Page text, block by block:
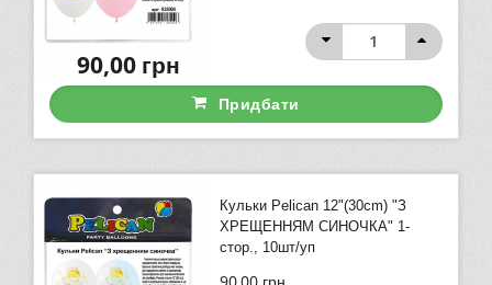
90,00грн
Придбати
Кульки Pelican 12"(30сm) "З
ХРЕЩЕННЯМ СИНОЧКА" 1-
стор., 10шт/уп